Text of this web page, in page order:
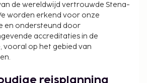
niet volledig. Toeslagen en
excl. btw en kunnen
de wereldwijd vertrouwde Stena-
worden erkend voor onze
en ondersteund door
accreditaties in de
vooral op het gebied van
reisplanning